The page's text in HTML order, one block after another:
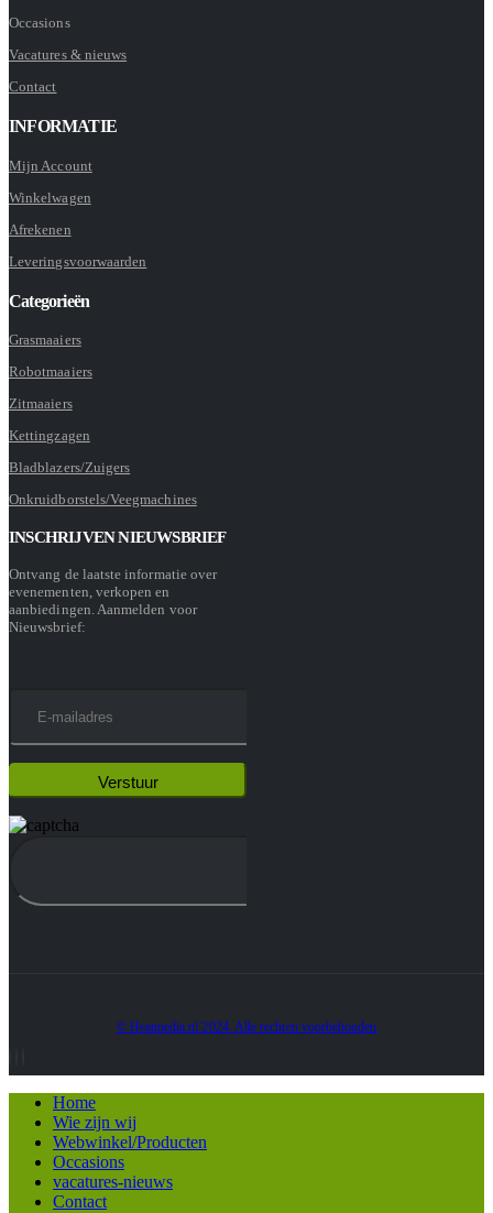
Occasions
Vacatures & nieuws
Contact
INFORMATIE
Mijn Account
Winkelwagen
Afrekenen
Leveringsvoorwaarden
Categorieën
Grasmaaiers
Robotmaaiers
Zitmaaiers
Kettingzagen
Bladblazers/Zuigers
Onkruidborstels/Veegmachines
INSCHRIJVEN NIEUWSBRIEF
Ontvang de laatste informatie over
evenementen, verkopen en
aanbiedingen. Aanmelden voor
Nieuwsbrief:
© Heatmedia.nl 2024. Alle rechten voorbehouden
Home
Wie zijn wij
Webwinkel/Producten
Occasions
vacatures-nieuws
Contact